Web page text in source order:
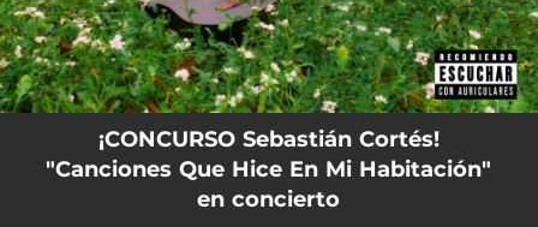
¡CONCURSO Sebastián Cortés!
"Canciones Que Hice En Mi Habitación"
en concierto